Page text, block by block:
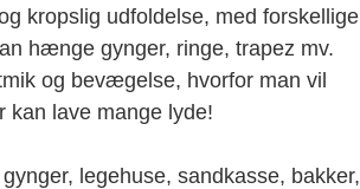
kropslig udfoldelse, med forskellige
hænge gynger, ringe, trapez mv.
og bevægelse, hvorfor man vil
kan lave mange lyde!
legehuse, sandkasse, bakker,